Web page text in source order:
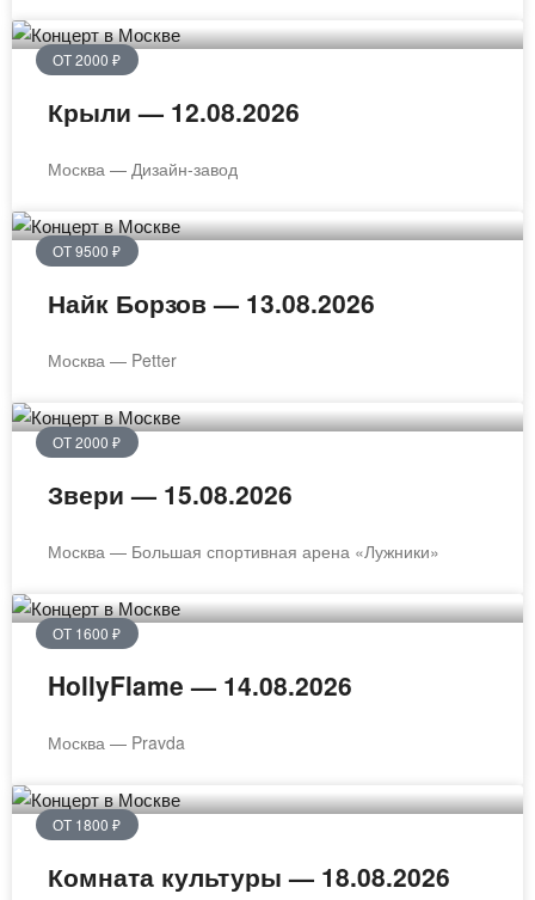
ОТ 2000 ₽
Крыли — 12.08.2026
Москва — Дизайн-завод
ОТ 9500 ₽
Найк Борзов — 13.08.2026
Москва — Petter
ОТ 2000 ₽
Звери — 15.08.2026
Москва — Большая спортивная арена «Лужники»
ОТ 1600 ₽
HollyFlame — 14.08.2026
Москва — Pravda
ОТ 1800 ₽
Комната культуры — 18.08.2026